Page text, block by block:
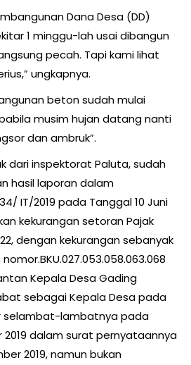
Dana Desa (DD)
1 minggu-lah usai dibangun
pecah. Tapi kami lihat
ungkapnya.
beton sudah mulai
musim hujan datang nanti
dan ambruk”.
dari inspektorat Paluta, sudah
hasil laporan dalam
IT/2019 pada Tanggal 10 Juni
kekurangan setoran Pajak
22, dengan kekurangan sebanyak
Kepala Desa Gading
sebagai Kepala Desa pada
selambat-lambatnya pada
2019 dalam surat pernyataannya
2019, namun bukan